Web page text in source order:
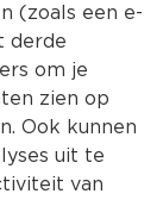
(zoals een e-
derde
om je
zien op
Ook kunnen
uit te
van